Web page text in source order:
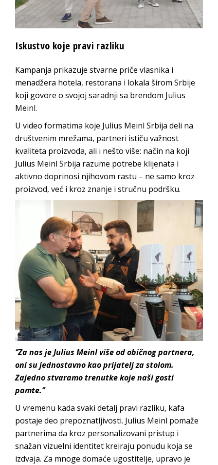
Iskustvo koje pravi razliku
Kampanja prikazuje stvarne priče vlasnika i
menadžera hotela, restorana i lokala širom Srbije
koji govore o svojoj saradnji sa brendom Julius
Meinl.
U video formatima koje Julius Meinl Srbija deli na
društvenim mrežama, partneri ističu važnost
kvaliteta proizvoda, ali i nešto više: način na koji
Julius Meinl Srbija razume potrebe klijenata i
aktivno doprinosi njihovom rastu – ne samo kroz
proizvod, već i kroz znanje i stručnu podršku.
‘’Za nas je Julius Meinl više od običnog partnera,
oni su jednostavno kao prijatelj za stolom.
Zajedno stvaramo trenutke koje naši gosti
pamte.’’
U vremenu kada svaki detalj pravi razliku, kafa
postaje deo prepoznatljivosti. Julius Meinl pomaže
partnerima da kroz personalizovani pristup i
snažan vizuelni identitet kreiraju ponudu koja se
izdvaja. Za mnoge domaće ugostitelje, upravo je